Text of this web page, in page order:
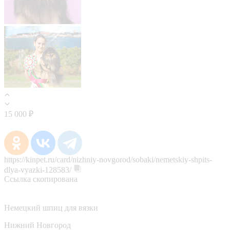
15 000 ₽
https://kinpet.ru/card/nizhniy-novgorod/sobaki/nemetskiy-shpits-
dlya-vyazki-128583/
Ссылка скопирована
Немецкий шпиц для вязки
Нижний Новгород